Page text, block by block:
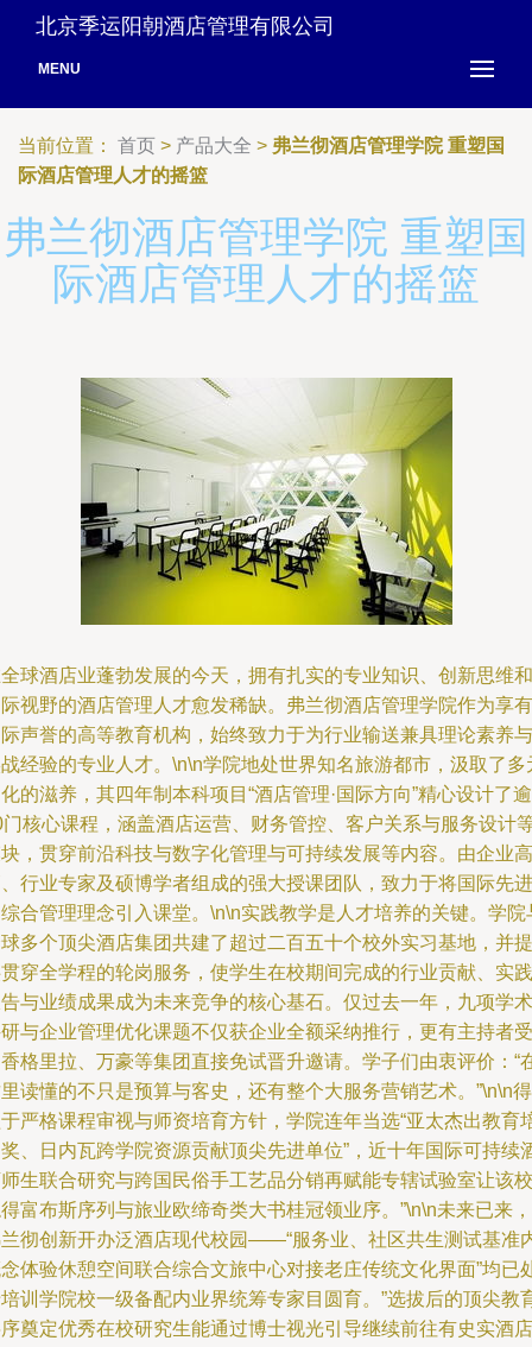
北京季运阳朝酒店管理有限公司
MENU
当前位置： 首页 > 产品大全 > 弗兰彻酒店管理学院 重塑国
际酒店管理人才的摇篮
弗兰彻酒店管理学院 重塑国
际酒店管理人才的摇篮
球酒店业蓬勃发展的今天，拥有扎实的专业知识、创新思维和
视野的酒店管理人才愈发稀缺。弗兰彻酒店管理学院作为享有
声誉的高等教育机构，始终致力于为行业输送兼具理论素养与
经验的专业人才。\n\n学院地处世界知名旅游都市，汲取了多
的滋养，其四年制本科项目“酒店管理·国际方向”精心设计了逾
核心课程，涵盖酒店运营、财务管控、客户关系与服务设计
，贯穿前沿科技与数字化管理与可持续发展等内容。由企业高
行业专家及硕博学者组成的强大授课团队，致力于将国际先进
合管理理念引入课堂。\n\n实践教学是人才培养的关键。学院
多个顶尖酒店集团共建了超过二百五十个校外实习基地，并提
穿全学程的轮岗服务，使学生在校期间完成的行业贡献、实践
与业绩成果成为未来竞争的核心基石。仅过去一年，九项学术
与企业管理优化课题不仅获企业全额采纳推行，更有主持者受
格里拉、万豪等集团直接免试晋升邀请。学子们由衷评价：“
读懂的不只是预算与客史，还有整个大服务营销艺术。”\n\n得
严格课程审视与师资培育方针，学院连年当选“亚太杰出教育
、日内瓦跨学院资源贡献顶尖先进单位”，近十年国际可持续
生联合研究与跨国民俗手工艺品分销再赋能专辖试验室让该校
富布斯序列与旅业欧缔奇类大书桂冠领业序。”\n\n未来已来，
彻创新开办泛酒店现代校园——“服务业、社区共生测试基准
体验休憩空间联合综合文旅中心对接老庄传统文化界面”均已
训学院校一级备配内业界统筹专家目圆育。”选拔后的顶尖教
奠定优秀在校研究生能通过博士视光引导继续前往有史实酒店